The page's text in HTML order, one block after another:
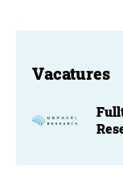
Vacatures